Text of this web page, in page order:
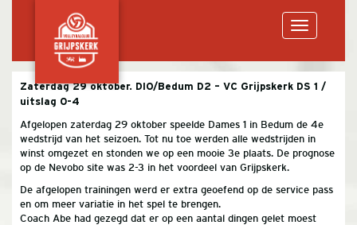
Zaterdag 29 oktober. DIO/Bedum D2 – VC Grijpskerk DS 1 /
uitslag 0-4
Afgelopen zaterdag 29 oktober speelde Dames 1 in Bedum de 4e
wedstrijd van het seizoen. Tot nu toe werden alle wedstrijden in
winst omgezet en stonden we op een mooie 3e plaats. De prognose
op de Nevobo site was 2-3 in het voordeel van Grijpskerk.
De afgelopen trainingen werd er extra geoefend op de service pass
en om meer variatie in het spel te brengen.
Coach Abe had gezegd dat er op een aantal dingen gelet moest